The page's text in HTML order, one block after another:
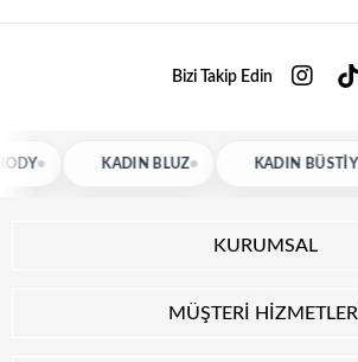
Bizi Takip Edin
KADIN BLUZ KADIN BÜSTIYER
KURUMSAL
MÜŞTERİ HİZMETLERİ